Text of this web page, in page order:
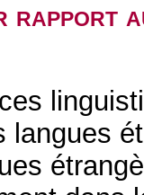
langues